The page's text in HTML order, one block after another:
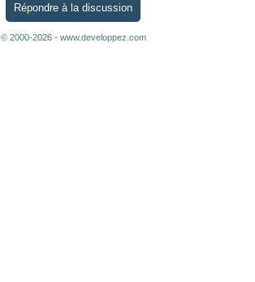
Répondre à la discussion
© 2000-2026 - www.developpez.com